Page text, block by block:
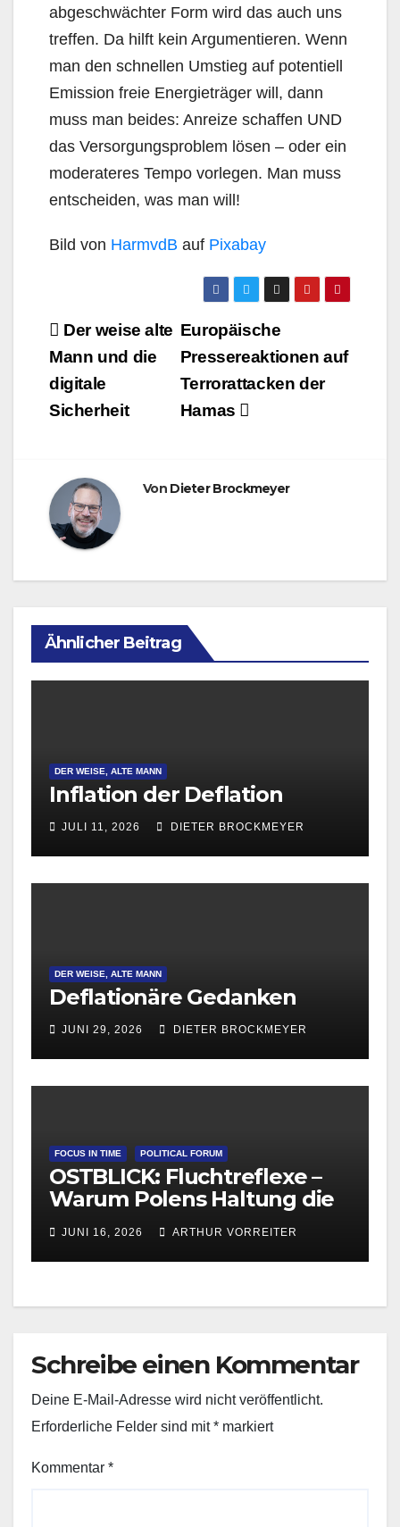
abgeschwächter Form wird das auch uns
treffen. Da hilft kein Argumentieren. Wenn
man den schnellen Umstieg auf potentiell
Emission freie Energieträger will, dann
muss man beides: Anreize schaffen UND
das Versorgungsproblem lösen – oder ein
moderateres Tempo vorlegen. Man muss
entscheiden, was man will!
Bild von HarmvdB auf Pixabay
Beitragsnavigation
Europäische
Pressereaktionen auf
Terrorattacken der
Hamas
Der weise alte
Mann und die
digitale
Sicherheit
Von Dieter Brockmeyer
Ähnlicher Beitrag
DER WEISE, ALTE MANN
Inflation der Deflation
JULI 11, 2026 DIETER BROCKMEYER
DER WEISE, ALTE MANN
Deflationäre Gedanken
JUNI 29, 2026 DIETER BROCKMEYER
FOCUS IN TIME POLITICAL FORUM
OSTBLICK: Fluchtreflexe –
Warum Polens Haltung die
europäische
Migrationsdebatte
beeinflusst
JUNI 16, 2026 ARTHUR VORREITER
Schreibe einen Kommentar
Deine E-Mail-Adresse wird nicht veröffentlicht.
Erforderliche Felder sind mit* markiert
Kommentar *